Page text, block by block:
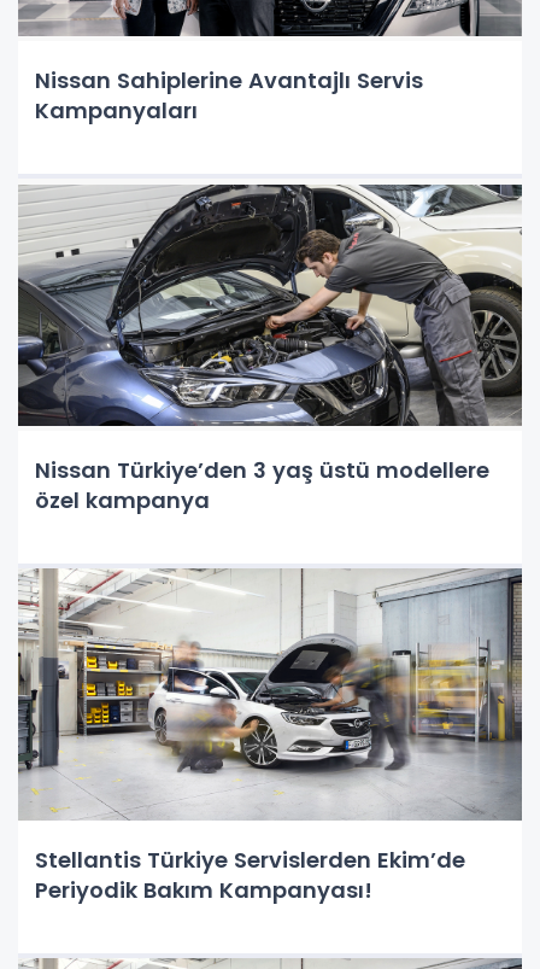
Nissan Sahiplerine Avantajlı Servis
Kampanyaları
Nissan Türkiye’den 3 yaş üstü modellere
özel kampanya
Stellantis Türkiye Servislerden Ekim’de
Periyodik Bakım Kampanyası!